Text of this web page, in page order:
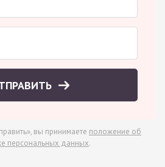
вы принимаете положение об
персональных данных.